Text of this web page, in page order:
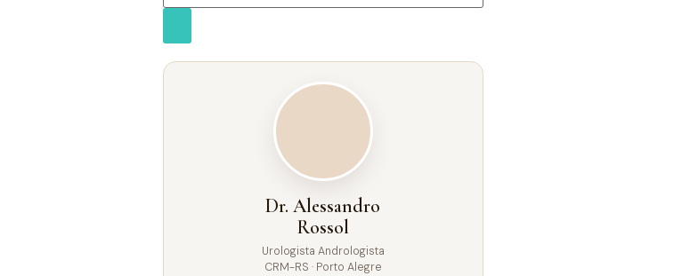
Dr. Alessandro
Rossol
Urologista Andrologista
CRM-RS · Porto Alegre